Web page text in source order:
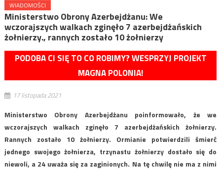
WIADOMOŚCI
Ministerstwo Obrony Azerbejdżanu: We
wczorajszych walkach zginęło 7 azerbejdżańskich
żołnierzy., rannych zostało 10 żołnierzy
PODOBA CI SIĘ TO CO ROBIMY? WESPRZYJ PROJEKT
MAGNA POLONIA!
17 listopada 2021
Ministerstwo Obrony Azerbejdżanu poinformowało, że we
wczorajszych walkach zginęło 7 azerbejdżańskich żołnierzy.
Rannych zostało 10 żołnierzy. Ormianie potwierdzili śmierć
jednego swojego żołnierza, trzynastu żołnierzy dostało się do
niewoli, a 24 uważa się za zaginionych. Na tę chwilę nie ma z nimi